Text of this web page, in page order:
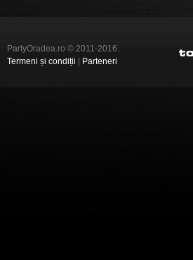
PartyOradea.ro © 2011-2016.
Termeni și condiții
Parteneri